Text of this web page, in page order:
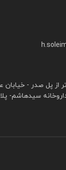
از پل صدر - خیابان
سیدهاشم- پلاک 4 -